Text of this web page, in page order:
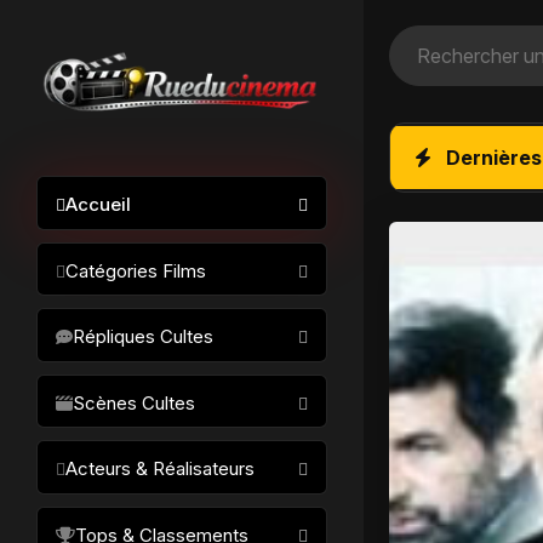
Accueil
Catégories Films
Science-fiction
Drame / Thriller
Comédie/humour
Horreur
Fantastique
Répliques Cultes
Scènes Cultes
Acteurs & Réalisateurs
Tops & Classements